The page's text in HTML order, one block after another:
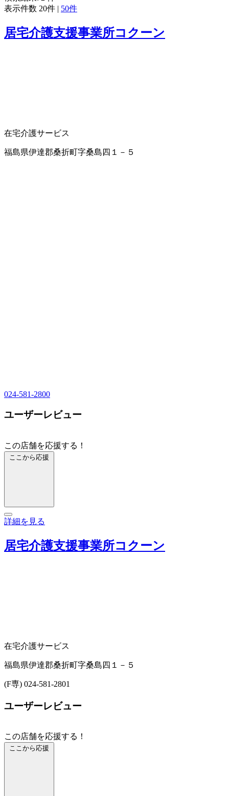
表示件数 20件 | 50件
居宅介護支援事業所コクーン
在宅介護サービス
福島県伊達郡桑折町字桑島四１－５
024-581-2800
ユーザーレビュー
この店舗を応援する！
ここから応援
詳細を見る
居宅介護支援事業所コクーン
在宅介護サービス
福島県伊達郡桑折町字桑島四１－５
(F専) 024-581-2801
ユーザーレビュー
この店舗を応援する！
ここから応援